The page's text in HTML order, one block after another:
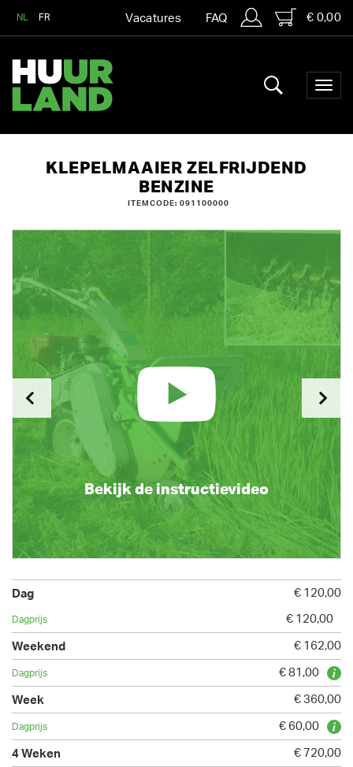
NL FR Vacatures FAQ € 0,00
KLEPELMAAIER ZELFRIJDEND
BENZINE
ITEMCODE: 091100000
Bekijk de instructievideo
€ 120,00
€ 120,00
€ 162,00
€ 81,00
€ 360,00
€ 60,00
€ 720,00